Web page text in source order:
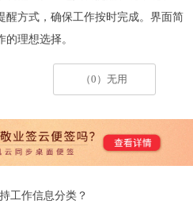
醒方式，确保工作按时完成。界面简
理想选择。
（0）无用
工作信息分类？